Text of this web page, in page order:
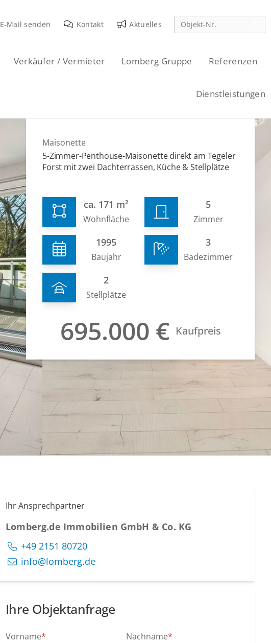
E-Mail senden Kontakt Aktuelles
Verkäufer / Vermieter Lomberg Gruppe Referenzen
Dienstleistungen
Maisonette
5-Zimmer-Penthouse-Maisonette direkt am Tegeler
Forst mit zwei Dachterrassen, Küche & Stellplätze
ca. 171 m²
Wohnfläche
5
Zimmer
1995
Baujahr
3
Badezimmer
2
Stellplätze
695.000 € Kaufpreis
Ihr Ansprechpartner
Lomberg.de Immobilien GmbH & Co. KG
+49 2151 80720
info@lomberg.de
Ihre Objektanfrage
Vorname* Nachname*